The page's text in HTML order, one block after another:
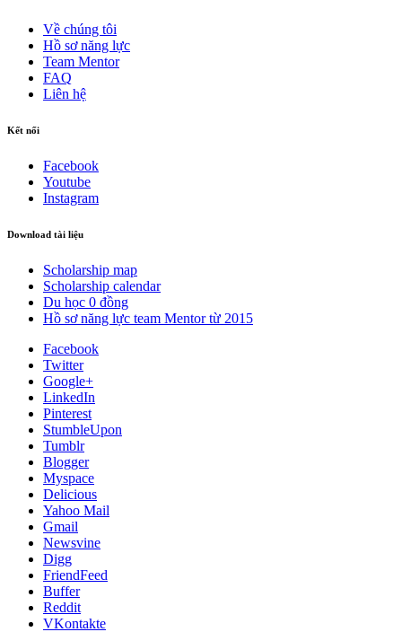
Về chúng tôi
Hồ sơ năng lực
Team Mentor
FAQ
Liên hệ
Kết nối
Facebook
Youtube
Instagram
Download tài liệu
Scholarship map
Scholarship calendar
Du học 0 đồng
Hồ sơ năng lực team Mentor từ 2015
Facebook
Twitter
Google+
LinkedIn
Pinterest
StumbleUpon
Tumblr
Blogger
Myspace
Delicious
Yahoo Mail
Gmail
Newsvine
Digg
FriendFeed
Buffer
Reddit
VKontakte